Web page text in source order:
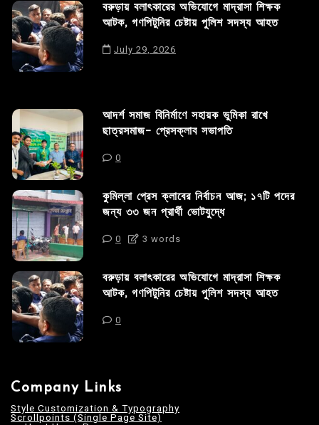
বরুড়ায় বলাৎকারের অভিযোগে মাদ্রাসা শিক্ষক
আটক, গণপিটুনির চেষ্টায় পুলিশ সদস্য আহত
July 29, 2026
আদর্শ সমাজ বিনির্মাণে সহায়ক ভুমিকা রাখে
ছাত্রসমাজ- প্রেসক্লাব সভাপতি
0
কুমিল্লা প্রেস ক্লাবের নির্বাচন আজ; ১৭টি পদের
জন্য ৩৩ জন প্রার্থী ভোটযুদ্ধে
0 3 words
বরুড়ায় বলাৎকারের অভিযোগে মাদ্রাসা শিক্ষক
আটক, গণপিটুনির চেষ্টায় পুলিশ সদস্য আহত
0
Company Links
Style Customization & Typography
Scrollpoints (Single Page Site)